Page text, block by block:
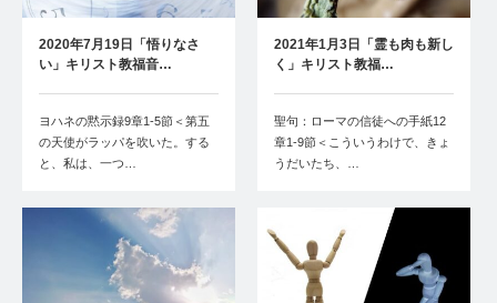
2020年7月19日「悟りなさ
い」キリスト教福音…
ヨハネの黙示録9章1-5節＜第五
の天使がラッパを吹いた。する
と、私は、一つ…
2021年1月3日「霊も肉も新し
く」キリスト教福…
聖句：ローマの信徒への手紙12
章1-9節＜こういうわけで、きょ
うだいたち、…